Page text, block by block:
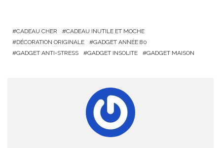
CADEAU CHER
CADEAU INUTILE ET MOCHE
DÉCORATION ORIGINALE
GADGET ANNÉE 80
GADGET ANTI-STRESS
GADGET INSOLITE GADGET MAISON